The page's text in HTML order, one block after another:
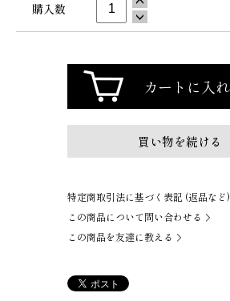
購入数
買い物を続ける
特定商取引法に基づく表記 (返品など)
この商品について問い合わせる
この商品を友達に教える